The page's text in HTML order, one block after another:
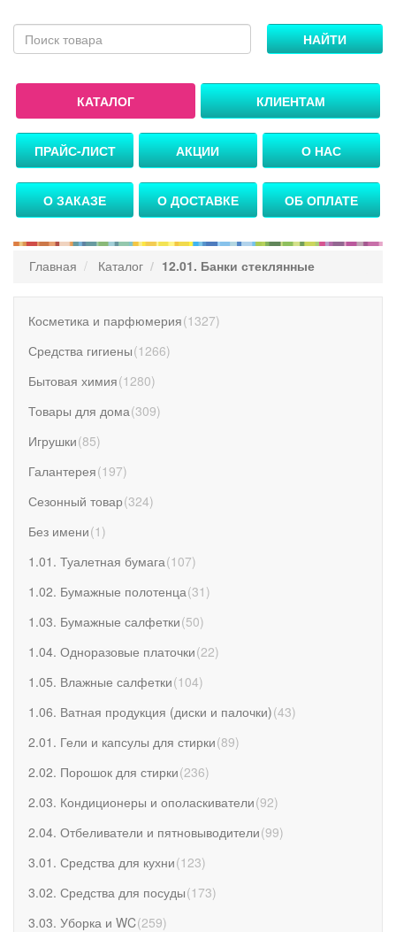
НАЙТИ
КАТАЛОГ КЛИЕНТАМ
ПРАЙС-ЛИСТ АКЦИИ О НАС
О ЗАКАЗЕ О ДОСТАВКЕ ОБ ОПЛАТЕ
Главная Каталог 12.01. Банки стеклянные
Косметика и парфюмерия(1327)
Средства гигиены(1266)
Бытовая химия(1280)
Товары для дома(309)
Игрушки(85)
Галантерея(197)
Сезонный товар(324)
Без имени(1 )
1.01. Туалетная бумага(107)
1.02. Бумажные полотенца(31 )
1.03. Бумажные салфетки(50)
1.04. Одноразовые платочки(22)
1.05. Влажные салфетки(104)
1.06. Ватная продукция (диски и палочки)(43)
2.01. Гели и капсулы для стирки(89)
2.02. Порошок для стирки(236)
2.03. Кондиционеры и ополаскиватели(92)
2.04. Отбеливатели и пятновыводители(99)
3.01. Средства для кухни(123)
3.02. Средства для посуды(173)
3.03. Уборка и WC(259)